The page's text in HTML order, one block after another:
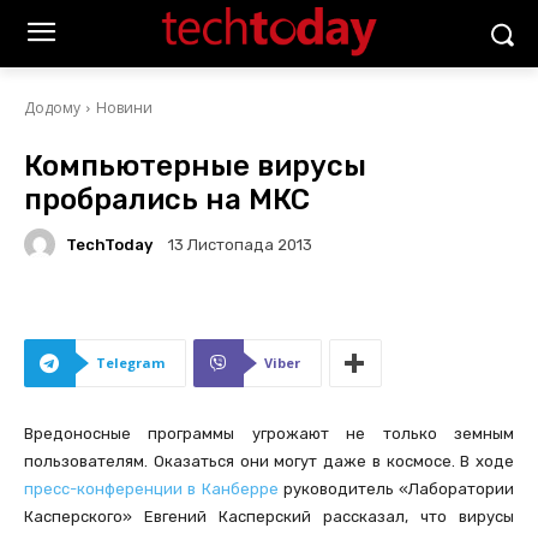
Додому Новини
Компьютерные вирусы
пробрались на МКС
TechToday 13 Листопада 2013
Telegram Viber
Вредоносные программы угрожают не только земным
пользователям. Оказаться они могут даже в космосе. В ходе
пресс-конференции в Канберре руководитель «Лаборатории
Касперского» Евгений Касперский рассказал, что вирусы